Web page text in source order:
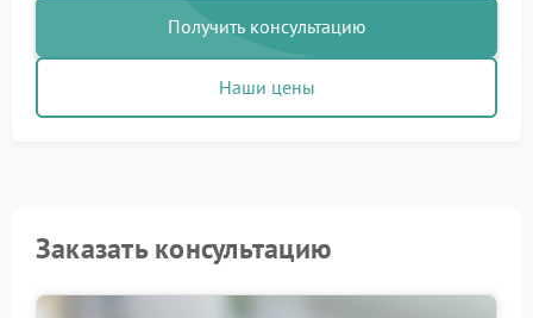
Получить консультацию
Наши цены
Заказать консультацию